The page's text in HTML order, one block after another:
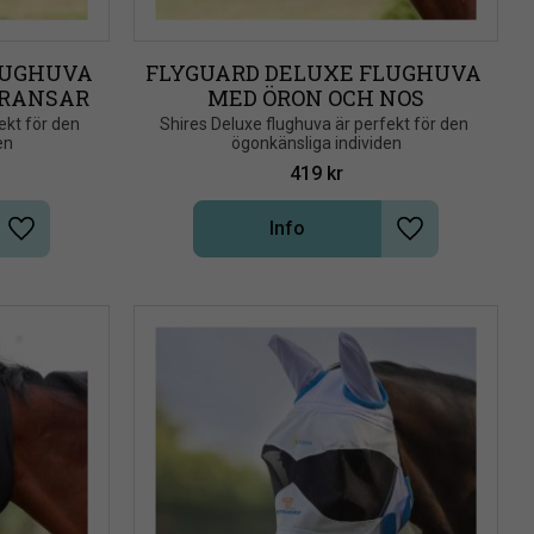
för den
Lägg till i önskelista
FLYGUARD DELUXE FLUGHUVA
MED ÖRON OCH NOS
​Shires Deluxe flughuva är perfekt för den
ögonkänsliga individen
419kr
Lägg till i
Info